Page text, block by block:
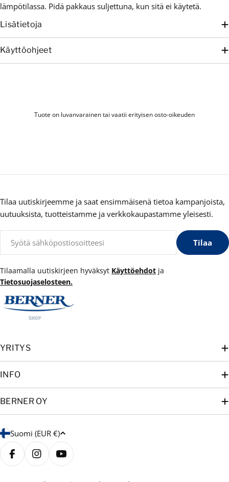
lämpötilassa. Pidä pakkaus suljettuna, kun sitä ei käytetä.
Lisätietoja
Käyttöohjeet
Tuote on luvanvarainen tai vaatii erityisen osto-oikeuden
YRITYS
INFO
BERNER OY
Tilaa uutiskirjeemme ja saat ensimmäisenä tietoa kampanjoista,
uutuuksista, tuotteistamme ja verkkokaupastamme yleisesti.
Tilaa
Tilaamalla uutiskirjeen hyväksyt Käyttöehdot ja
Tietosuojaselosteen.
M
a
a
Suomi (EUR €)
FacebookInstagramYouTube